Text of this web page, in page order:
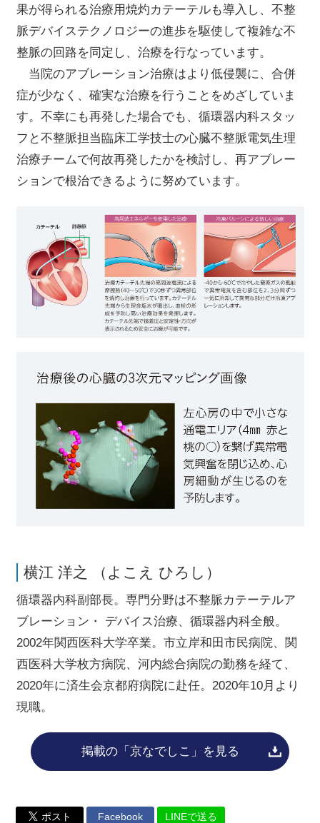
果が得られる治療用焼灼カテーテルも導入し、不整
脈デバイステクノロジーの進歩を駆使して複雑な不
整脈の回路を同定し、治療を行なっています。
当院のアブレーション治療はより低侵襲に、合併
症が少なく、確実な治療を行うことをめざしていま
す。不幸にも再発した場合でも、循環器内科スタッ
フと不整脈担当臨床工学技士の心臓不整脈電気生理
治療チームで何故再発したかを検討し、再アブレー
ションで根治できるように努めています。
横江 洋之 （よこえ ひろし）
循環器内科副部長。専門分野は不整脈カテーテルア
ブレーション・ デバイス治療、循環器内科全般。
2002年関西医科大学卒業。市立岸和田市民病院、関
西医科大学枚方病院、河内総合病院の勤務を経て、
2020年に済生会京都府病院に赴任。2020年10月より
現職。
掲載の「京なでしこ」を見る
ポスト Facebook LINEで送る